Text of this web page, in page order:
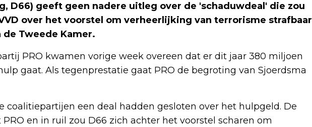
D66) geeft geen nadere uitleg over de 'schaduwdeal' die zou
over het voorstel om verheerlijking van terrorisme strafbaar
Tweede Kamer.
PRO kwamen vorige week overeen dat er dit jaar 380 miljoen
gaat. Als tegenprestatie gaat PRO de begroting van Sjoerdsma
coalitiepartijen een deal hadden gesloten over het hulpgeld. De
en in ruil zou D66 zich achter het voorstel scharen om